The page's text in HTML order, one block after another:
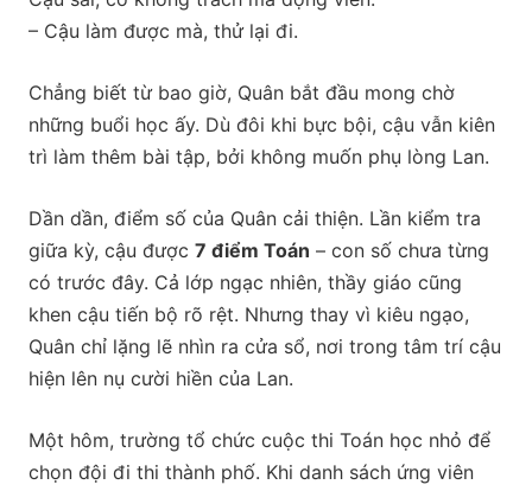
– Cậu làm được mà, thử lại đi.
Chẳng biết từ bao giờ, Quân bắt đầu mong chờ
những buổi học ấy. Dù đôi khi bực bội, cậu vẫn kiên
trì làm thêm bài tập, bởi không muốn phụ lòng Lan.
Dần dần, điểm số của Quân cải thiện. Lần kiểm tra
giữa kỳ, cậu được 7 điểm Toán – con số chưa từng
có trước đây. Cả lớp ngạc nhiên, thầy giáo cũng
khen cậu tiến bộ rõ rệt. Nhưng thay vì kiêu ngạo,
Quân chỉ lặng lẽ nhìn ra cửa sổ, nơi trong tâm trí cậu
hiện lên nụ cười hiền của Lan.
Một hôm, trường tổ chức cuộc thi Toán học nhỏ để
chọn đội đi thi thành phố. Khi danh sách ứng viên